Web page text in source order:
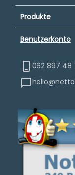
Produkte
Benutzerkonto
062 897 48